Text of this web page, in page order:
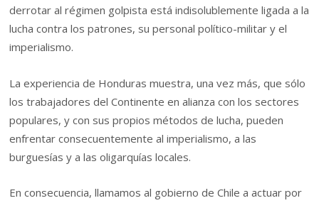
derrotar al régimen golpista está indisolublemente ligada a la
lucha contra los patrones, su personal político-militar y el
imperialismo.
La experiencia de Honduras muestra, una vez más, que sólo
los trabajadores del Continente en alianza con los sectores
populares, y con sus propios métodos de lucha, pueden
enfrentar consecuentemente al imperialismo, a las
burguesías y a las oligarquías locales.
En consecuencia, llamamos al gobierno de Chile a actuar por